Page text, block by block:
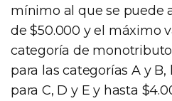
mínimo al que se puede
de $50.000 y el máximo
categoría de monotributo
para las categorías A y
para C, D y E y hasta